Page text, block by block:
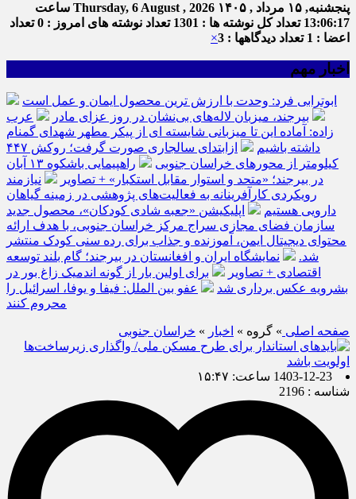
پنجشنبه, ۱۵ مرداد , ۱۴۰۵ Thursday, 6 August , 2026 ساعت
13:06:17 تعداد کل نوشته ها : 1301 تعداد نوشته های امروز : 0
تعداد
اعضا : 1
تعداد دیدگاهها : 3 ×
اخبار مهم
ابوترابی فرد: وحدت با ارزش ترین محصول ایمان و عمل است
بیرجند، میزبان لاله‌های بی‌نشان در روز عزای مادر
عرب
زاده: آماده این تا میزبانی شایسته ای از پیکر مطهر شهدای گمنام
داشته باشیم
ازابتدای سالجاری صورت گرفت؛ روکش ۴۴۷
کیلومتر از محورهای خراسان جنوبی
راهپیمایی باشکوه ۱۳ آبان
در بیرجند؛ «متحد و استوار مقابل استکبار» + تصاویر
نیازمند
رویکردی کارآفرینانه به فعالیت‌های پژوهشی در زمینه گیاهان
دارویی هستیم
اپلیکیشن «جعبه شادی کودکان»، محصول جدید
سازمان فضای مجازی سراج مرکز خراسان جنوبی، با هدف ارائه
محتوای دیجیتال ایمن، آموزنده و جذاب برای رده سنی کودک منتشر
شد.
نمایشگاه ایران و افغانستان در بیرجند؛ گام بلند توسعه
اقتصادی + تصاویر
برای اولین بار از گونه اندمیک زاغ بور در
بشرویه عکس برداری شد
عفو بین الملل: فیفا و یوفا، اسرائیل را
محروم کنند
صفحه اصلی » گروه » اخبار » خراسان جنوبی
1403-12-23 ساعت: ۱۵:۴۷
شناسه : 2196